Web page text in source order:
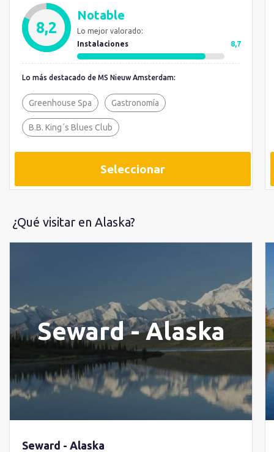
8,2
Notable
Lo mejor valorado:
Instalaciones
8,7
Lo más destacado de MS Nieuw Amsterdam:
Greenhouse Spa Gastronomía
B.B. King´s Blues Club
Seleccionar
¿Qué visitar en Alaska?
Seward - Alaska
Seward - Alaska